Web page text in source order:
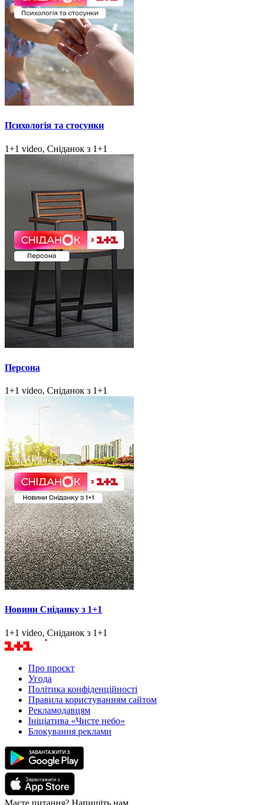
Психологія та стосунки
1+1 video, Сніданок з 1+1
Персона
1+1 video, Сніданок з 1+1
Новини Сніданку з 1+1
1+1 video, Сніданок з 1+1
Про проєкт
Угода
Політика конфіденційності
Правила користуванням сайтом
Рекламодавцям
Ініціатива «Чисте небо»
Блокування реклами
Маєте питання? Напишіть нам